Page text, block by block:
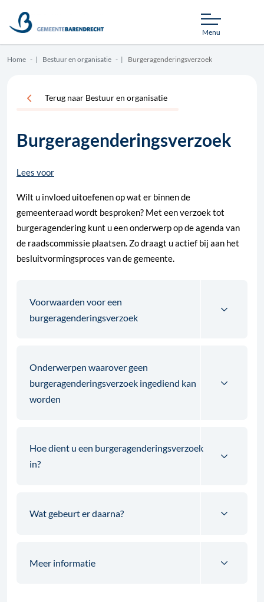
Menu
Home Bestuur en organisatie Burgeragenderingsverzoek
Terug naar Bestuur en organisatie
Burgeragenderingsverzoek
Lees voor
Wilt u invloed uitoefenen op wat er binnen de
gemeenteraad wordt besproken? Met een verzoek tot
burgeragendering kunt u een onderwerp op de agenda van
de raadscommissie plaatsen. Zo draagt u actief bij aan het
besluitvormingsproces van de gemeente.
Voorwaarden voor een
burgeragenderingsverzoek
Onderwerpen waarover geen
burgeragenderingsverzoek ingediend kan
worden
Hoe dient u een burgeragenderingsverzoek
in?
Wat gebeurt er daarna?
Meer informatie